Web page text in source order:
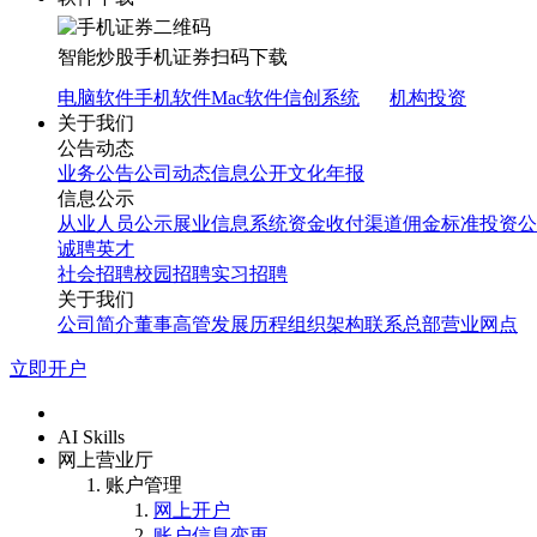
智能炒股手机证券扫码下载
电脑软件手机软件Mac软件信创系统
机构投资
关于我们
公告动态
业务公告公司动态信息公开文化年报
信息公示
从业人员公示展业信息系统资金收付渠道佣金标准投资
诚聘英才
社会招聘校园招聘实习招聘
关于我们
公司简介董事高管发展历程组织架构联系总部营业网点
立即开户
AI Skills
网上营业厅
账户管理
网上开户